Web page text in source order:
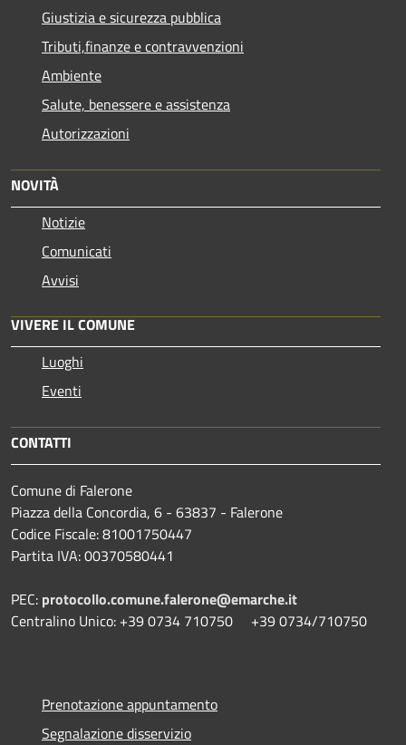
Giustizia e sicurezza pubblica
Tributi,finanze e contravvenzioni
Ambiente
Salute, benessere e assistenza
Autorizzazioni
NOVITÀ
Notizie
Comunicati
Avvisi
VIVERE IL COMUNE
Luoghi
Eventi
CONTATTI
Comune di Falerone
Piazza della Concordia, 6 - 63837 - Falerone
Codice Fiscale: 81001750447
Partita IVA: 00370580441
PEC: protocollo.comune.falerone@emarche.it
Centralino Unico: +39 0734 710750 +39 0734/710750
Prenotazione appuntamento
Segnalazione disservizio